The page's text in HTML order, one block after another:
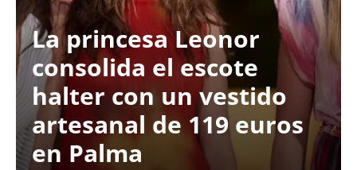
La princesa Leonor
consolida el escote
halter con un vestido
artesanal de 119 euros
en Palma